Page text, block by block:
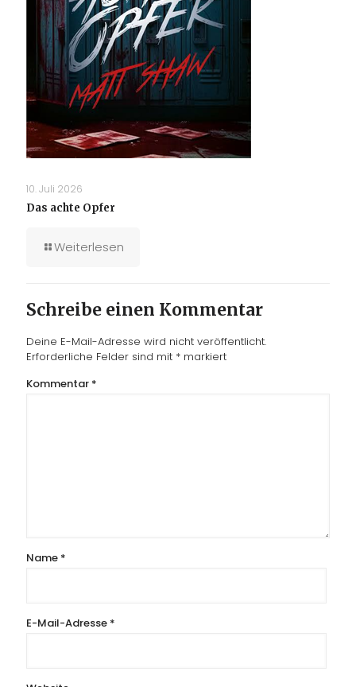
10. Juli 2026
Das achte Opfer
Weiterlesen
Schreibe einen Kommentar
Deine E-Mail-Adresse wird nicht veröffentlicht.
Erforderliche Felder sind mit * markiert
Kommentar *
Name *
E-Mail-Adresse *